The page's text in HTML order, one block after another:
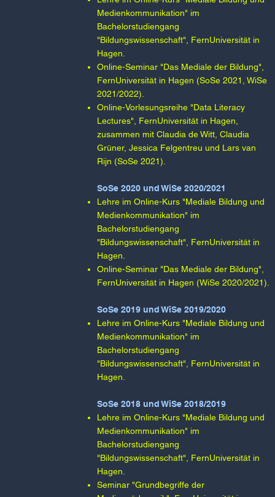
Medienkommunikation" im
Bachelorstudiengang
"Bildungswissenschaft", FernUniversität in
Hagen.​
Online-Seminar "Das Mediale der Bildung",
FernUniversität in Hagen (SoSe 2021, WiSe
2021/2022).​​
Online-Vorlesungsreihe "Data Literacy
Lectures", FernUniversität in Hagen,
zusammen mit Claudia de Witt, Claudia
Grüner, Jessica Felgentreu und Lars van
Rijn (SoSe 2021).​
SoSe 2020 und WiSe 2020/2021​
Lehre im Online-Kurs "Mediale Bildung und
Medienkommunikation" im
Bachelorstudiengang
"Bildungswissenschaft", FernUniversität in
Hagen.​
Online-Seminar "Das Mediale der Bildung",
FernUniversität in Hagen (WiSe 2020/2021).
SoSe 2019 und WiSe 2019/2020​
Lehre im Online-Kurs "Mediale Bildung und
Medienkommunikation" im
Bachelorstudiengang
"Bildungswissenschaft", FernUniversität in
Hagen.
SoSe 2018 und WiSe 2018/2019​​
Lehre im Online-Kurs "Mediale Bildung und
Medienkommunikation" im
Bachelorstudiengang
"Bildungswissenschaft", FernUniversität in
Hagen.​
Seminar "Grundbegriffe der